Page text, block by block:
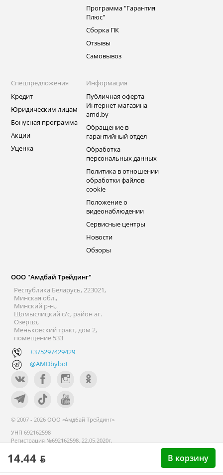
14.44 ƃ В корзину
Программа "Гарантия
Плюс"
Сборка ПК
Отзывы
Самовывоз
Спецпредложения
Кредит
Юридическим лицам
Бонусная программа
Акции
Уценка
Информация
Публичная оферта
Интернет-магазина
amd.by
Обращение в
гарантийный отдел
Обработка
персональных данных
Политика в отношении
обработки файлов
cookie
Положение о
видеонаблюдении
Сервисные центры
Новости
Обзоры
ООО "Амдбай Трейдинг"
Республика Беларусь, 223021,
Минская обл.,
Минский р-н.,
Щомыслицкий с/с, район аг.
Озерцо,
Меньковский тракт, дом 2,
помещение 533
+375297429429
@AMDbybot
© 2007 - 2026 ООО «Амдбай Трейдинг»
УНП 692162598
Регистрация №692162598, 22.05.2020г.
реестре с 14 сентября 2020г.